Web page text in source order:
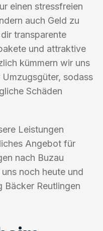
einen stressfreien
auch Geld zu
transparente
und attraktive
kümmern wir uns
sodass
Schäden
Leistungen
Angebot für
nach Buzau
noch heute und
Bäcker Reutlingen